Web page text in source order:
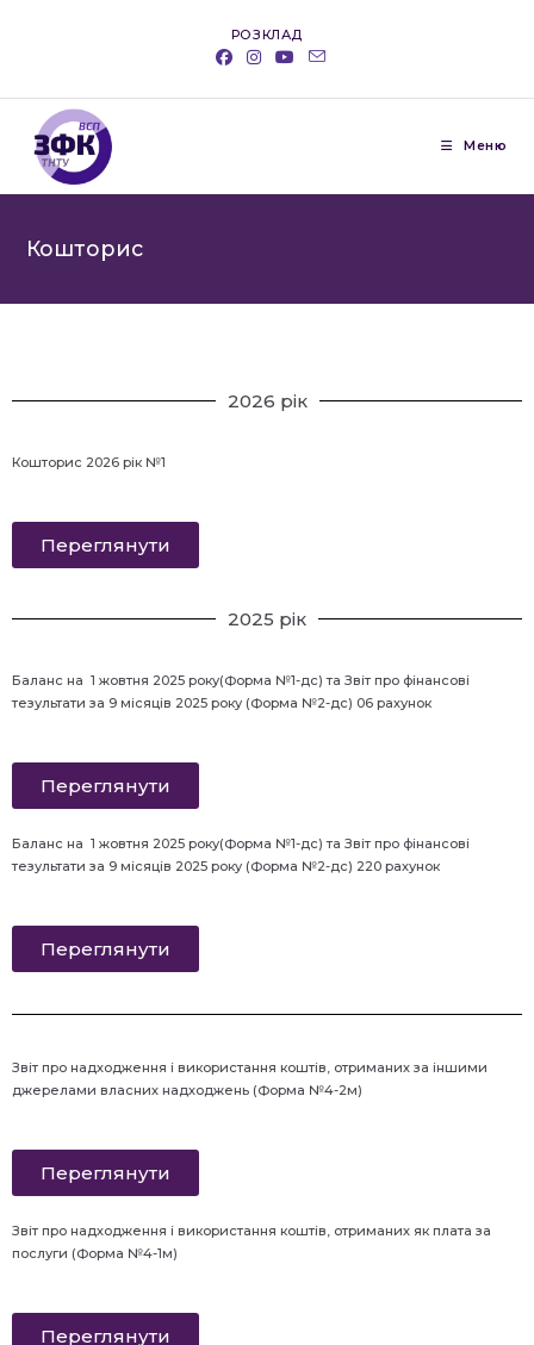
РОЗКЛАД
Меню
Кошторис
2026 рік
Кошторис 2026 рік №1
Переглянути
2025 рік
Баланс на 1 жовтня 2025 року(Форма №1-дс) та Звіт про фінансові
тезультати за 9 місяців 2025 року (Форма №2-дс) 06 рахунок
Переглянути
Баланс на 1 жовтня 2025 року(Форма №1-дс) та Звіт про фінансові
тезультати за 9 місяців 2025 року (Форма №2-дс) 220 рахунок
Переглянути
Звіт про надходження і використання коштів, отриманих за іншими
джерелами власних надходжень (Форма №4-2м)
Переглянути
Звіт про надходження і використання коштів, отриманих як плата за
послуги (Форма №4-1м)
Переглянути